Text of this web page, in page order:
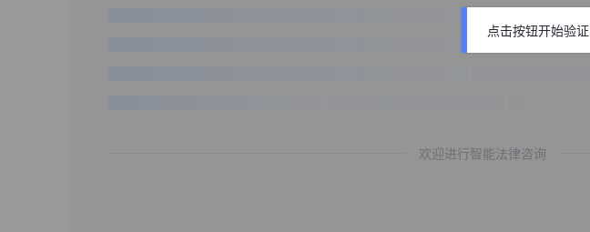
欢迎进行智能法律咨询
点击按钮开始验证